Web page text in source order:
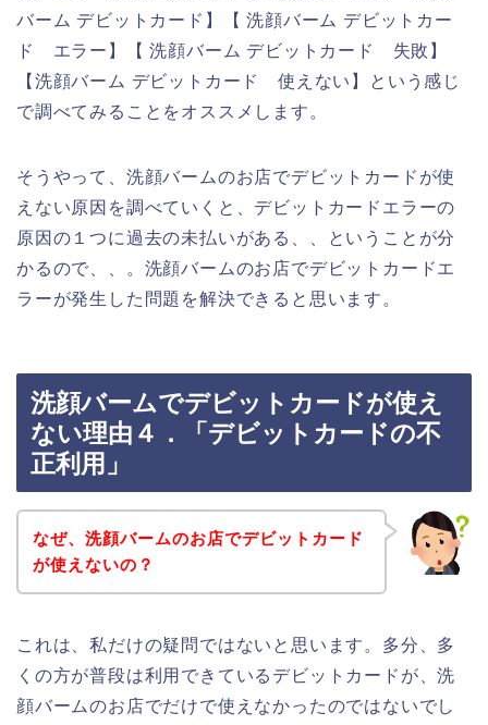
バーム デビットカード】【 洗顔バーム デビットカー
ド エラー】【 洗顔バーム デビットカード 失敗】
【洗顔バーム デビットカード 使えない】という感じ
で調べてみることをオススメします。
そうやって、洗顔バームのお店でデビットカードが使
えない原因を調べていくと、デビットカードエラーの
原因の１つに過去の未払いがある、、ということが分
かるので、、。洗顔バームのお店でデビットカードエ
ラーが発生した問題を解決できると思います。
洗顔バームでデビットカードが使え
ない理由４．「デビットカードの不
正利用」
なぜ、洗顔バームのお店でデビットカード
が使えないの？
これは、私だけの疑問ではないと思います。多分、多
くの方が普段は利用できているデビットカードが、洗
顔バームのお店でだけで使えなかったのではないでし